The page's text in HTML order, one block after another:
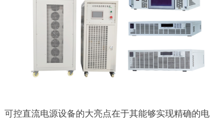
可控直流电源设备的大亮点在于其能够实现精确的电